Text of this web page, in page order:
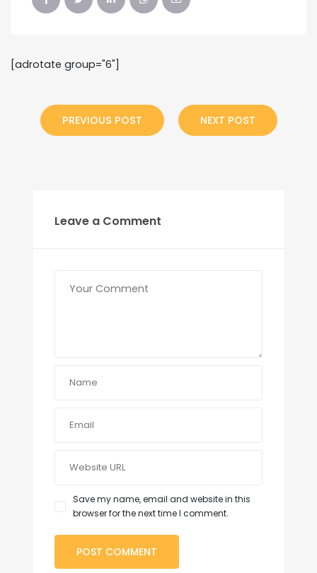
[adrotate group="6"]
PREVIOUS POST NEXT POST
Leave a Comment
Save my name, email and website in this
browser for the next time I comment.